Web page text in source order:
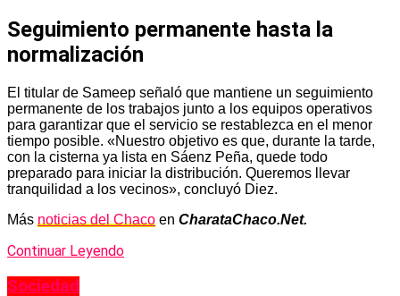
Seguimiento permanente hasta la
normalización
El titular de Sameep señaló que mantiene un seguimiento
permanente de los trabajos junto a los equipos operativos
para garantizar que el servicio se restablezca en el menor
tiempo posible. «Nuestro objetivo es que, durante la tarde,
con la cisterna ya lista en Sáenz Peña, quede todo
preparado para iniciar la distribución. Queremos llevar
tranquilidad a los vecinos», concluyó Diez.
Más noticias del Chaco en CharataChaco.Net.
Continuar Leyendo
Sociedad